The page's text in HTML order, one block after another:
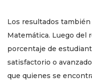
Los resultados
Matemática. Luego del
porcentaje de
satisfactorio o
que quienes se